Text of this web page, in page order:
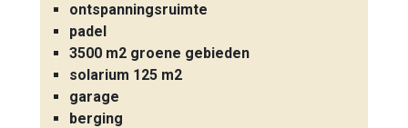
ontspanningsruimte
padel
3500 m2 groene gebieden
solarium 125 m2
garage
berging